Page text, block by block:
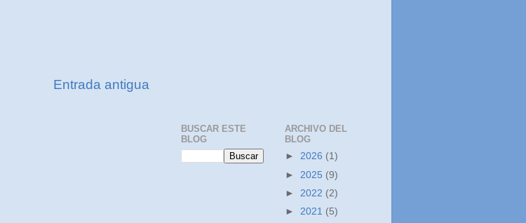
Entrada antigua
BUSCAR ESTE
BLOG
ARCHIVO DEL
BLOG
► 2026 (1)
► 2025 (9)
► 2022 (2)
► 2021 (5)